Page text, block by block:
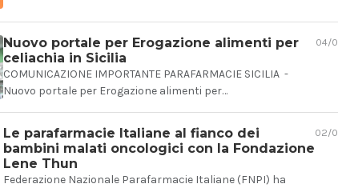
Nuovo portale per Erogazione alimenti per
celiachia in Sicilia
COMUNICAZIONE IMPORTANTE PARAFARMACIE SICILIA -
Nuovo portale per Erogazione alimenti per…
04/
Le parafarmacie Italiane al fianco dei
bambini malati oncologici con la Fondazione
Lene Thun
Federazione Nazionale Parafarmacie Italiane (FNPI) ha
02/